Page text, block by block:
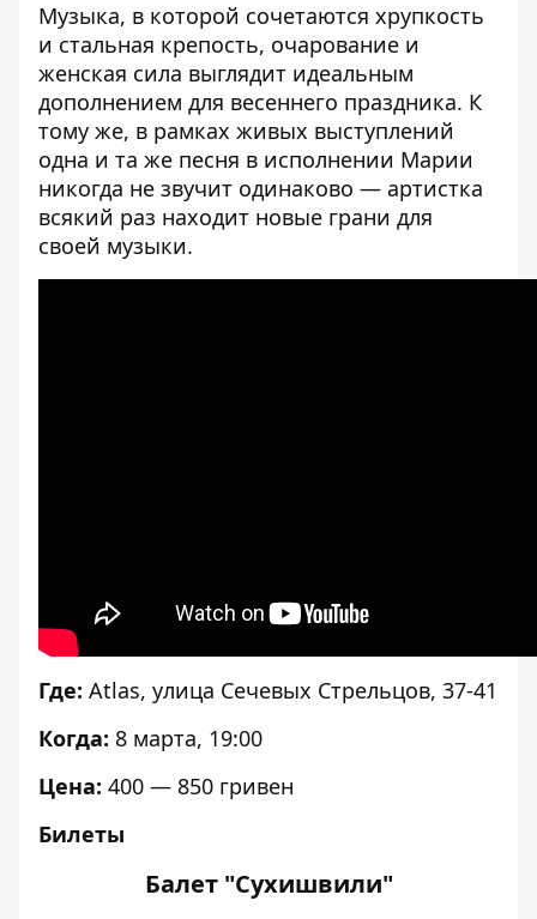
Музыка, в которой сочетаются хрупкость
и стальная крепость, очарование и
женская сила выглядит идеальным
дополнением для весеннего праздника. К
тому же, в рамках живых выступлений
одна и та же песня в исполнении Марии
никогда не звучит одинаково — артистка
всякий раз находит новые грани для
своей музыки.
Где: Atlas, улица Сечевых Стрельцов, 37-41
Когда: 8 марта, 19:00
Цена: 400 — 850 гривен
Билеты
Балет "Сухишвили"